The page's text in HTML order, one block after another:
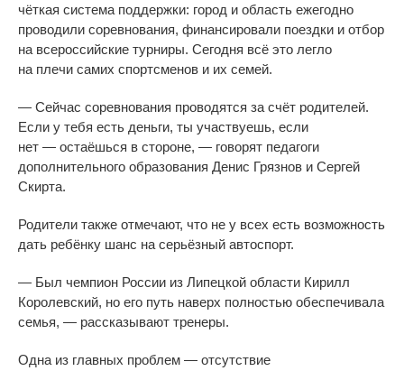
чёткая система поддержки: город и область ежегодно
проводили соревнования, финансировали поездки и отбор
на всероссийские турниры. Сегодня всё это легло
на плечи самих спортсменов и их семей.
— Сейчас соревнования проводятся за счёт родителей.
Если у тебя есть деньги, ты участвуешь, если
нет — остаёшься в стороне, — говорят педагоги
дополнительного образования Денис Грязнов и Сергей
Скирта.
Родители также отмечают, что не у всех есть возможность
дать ребёнку шанс на серьёзный автоспорт.
— Был чемпион России из Липецкой области Кирилл
Королевский, но его путь наверх полностью обеспечивала
семья, — рассказывают тренеры.
Одна из главных проблем — отсутствие